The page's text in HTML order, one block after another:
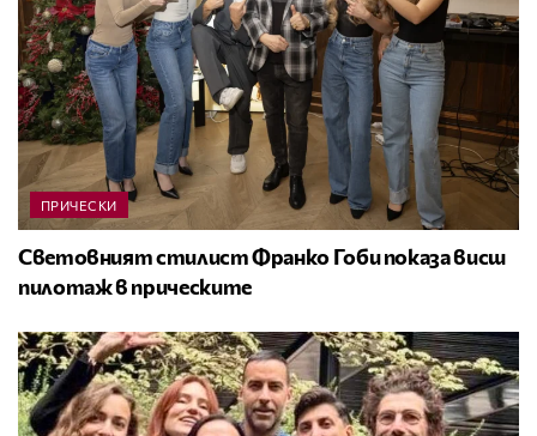
ПРИЧЕСКИ
Световният стилист Франко Гоби показа висш
пилотаж в прическите